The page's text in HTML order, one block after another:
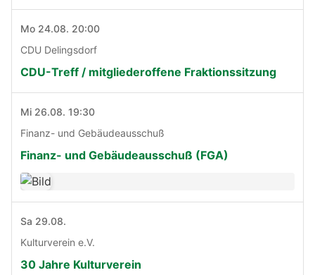
Mo 24.08. 20:00
CDU Delingsdorf
CDU-Treff / mitgliederoffene Fraktionssitzung
Mi 26.08. 19:30
Finanz- und Gebäudeausschuß
Finanz- und Gebäudeausschuß (FGA)
Sa 29.08.
Kulturverein e.V.
30 Jahre Kulturverein